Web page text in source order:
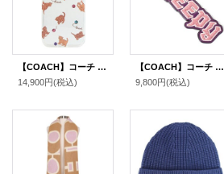
【COACH】コーチ プラスチック キャット 猫 ダンス プリント グリッター ラメ iPhone13PRO専用 スマホケース スマホカバー クリア×ブラウン〔日本未発売〕
14,900円(税込)
【COACH】コーチ ディズニー コラボ スムースレザー スリーピー ラメ バッグチャーム キーホルダー パープル×ピンク（日本未発売）
9,800円(税込)